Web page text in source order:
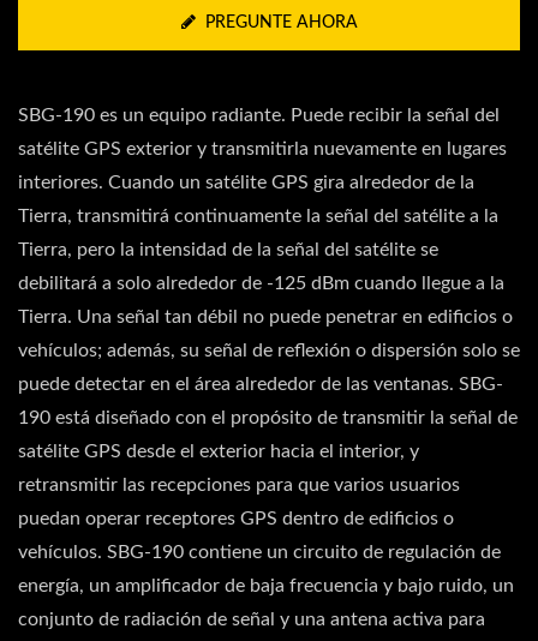
PREGUNTE AHORA
SBG-190 es un equipo radiante. Puede recibir la señal del
satélite GPS exterior y transmitirla nuevamente en lugares
interiores. Cuando un satélite GPS gira alrededor de la
Tierra, transmitirá continuamente la señal del satélite a la
Tierra, pero la intensidad de la señal del satélite se
debilitará a solo alrededor de -125 dBm cuando llegue a la
Tierra. Una señal tan débil no puede penetrar en edificios o
vehículos; además, su señal de reflexión o dispersión solo se
puede detectar en el área alrededor de las ventanas. SBG-
190 está diseñado con el propósito de transmitir la señal de
satélite GPS desde el exterior hacia el interior, y
retransmitir las recepciones para que varios usuarios
puedan operar receptores GPS dentro de edificios o
vehículos. SBG-190 contiene un circuito de regulación de
energía, un amplificador de baja frecuencia y bajo ruido, un
conjunto de radiación de señal y una antena activa para